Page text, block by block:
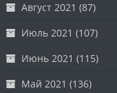
Август 2021 (87)
Июль 2021 (107)
Июнь 2021 (115)
Май 2021 (136)